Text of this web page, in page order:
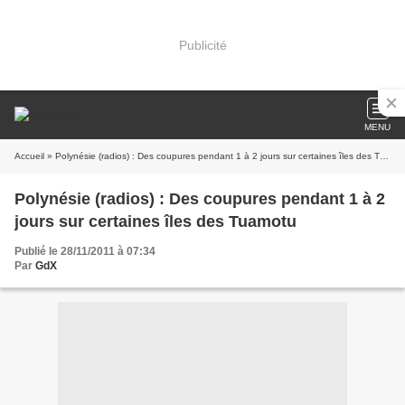
Publicité
MENU
Accueil » Polynésie (radios) : Des coupures pendant 1 à 2 jours sur certaines îles des Tuamotu
Polynésie (radios) : Des coupures pendant 1 à 2
jours sur certaines îles des Tuamotu
Publié le 28/11/2011 à 07:34
Par GdX